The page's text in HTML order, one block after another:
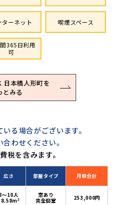
ターネット 喫煙スペース
365日利用
可
日本橋人形町を
とみる
る場合がございます。
わせください。
税を含みます。
広さ 部屋タイプ 月額合計
〜10人
2
窓あり
完全個室
253,000円